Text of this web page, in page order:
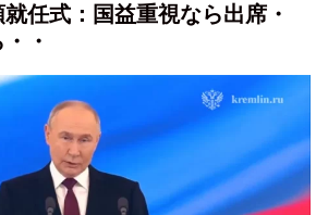
任式：国益重視なら出席・
・